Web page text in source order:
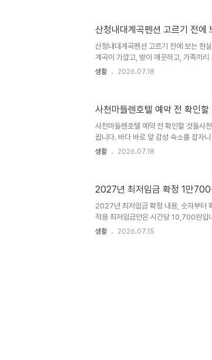
준으로 정리했습니다. 특정 후기를 그대
하는 흐름을 잡는 데 초점을 뒀습니다.
신 ..
산청내대계곡펜션 고르기 전에
산청내대계곡펜션 고르기 전에 보는 현
계곡이 가깝고, 방이 깨끗하고, 가족끼
대계곡펜션을 검색하기 시작하면 금세
이 다릅니다. 도착해서야 “생각보다 멀
은 산청내대계곡펜션을 처음 알아보는
추..
생활 2026.07.18
사천마들렌호텔 예약 전 확인할
사천마들렌호텔 예약 전 확인할 것들사
뀝니다. 바다 바로 앞 감성 숙소를 잡자
여행 기분이 덜 납니다. 아이와 같이 가
“도착해서 다시 운전해야 하는 시간이
을 예약 후보에 올린 사람이 실제로 체
식사..
생활 2026.07.18
2027년 최저임금 확정 1만700
2027년 최저임금 확정 내용, 숫자부
적용 최저임금안은 시간당 10,700원
원 오른 금액입니다.구분2026년2027
전이라면 ‘2027년 적용 최저임금 의결
생활 2026.07.15